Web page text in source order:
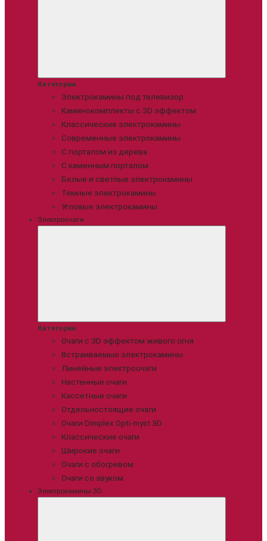
Категории
Электрокамины под телевизор
Каминокомплекты с 3D эффектом
Классические электрокамины
Современные электрокамины
С порталом из дерева
С каменным порталом
Белые и светлые электрокамины
Темные электрокамины
Угловые электрокамины
Электроочаги
Категории
Очаги с 3D эффектом живого огня
Встраиваемые электрокамины
Линейные электроочаги
Настенные очаги
Кассетные очаги
Отдельностоящие очаги
Очаги Dimplex Opti-myst 3D
Классические очаги
Широкие очаги
Очаги с обогревом
Очаги со звуком
Электрокамины 3D